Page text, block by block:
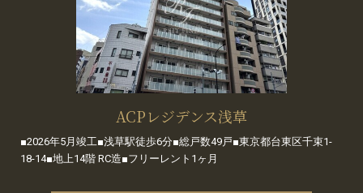
ACPレジデンス浅草
■2026年5月竣工■浅草駅徒歩6分■総戸数49戸■東京都台東区千束1-
18-14■地上14階 RC造■フリーレント1ヶ月